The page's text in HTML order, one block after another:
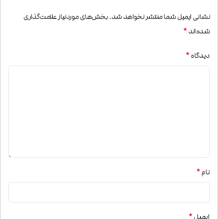
نشانی ایمیل شما منتشر نخواهد شد.بخش‌های موردنیاز علامت‌گذاری
شده‌اند*
دیدگاه*
نام*
ایمیل*